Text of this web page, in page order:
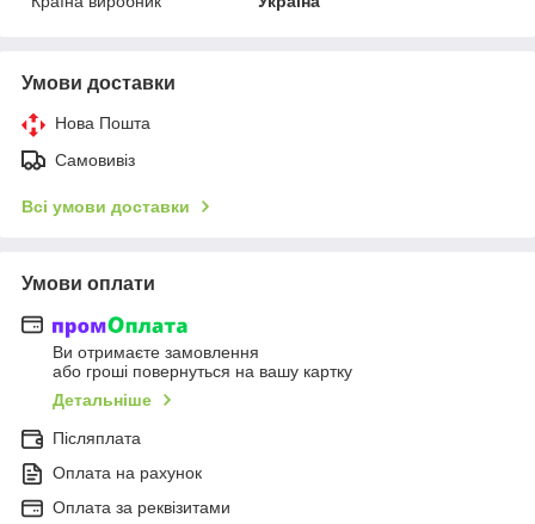
Умови доставки
Нова Пошта
Самовивіз
Всі умови доставки
Умови оплати
Ви отримаєте замовлення
або гроші повернуться на вашу картку
Детальніше
Післяплата
Оплата на рахунок
Оплата за реквізитами